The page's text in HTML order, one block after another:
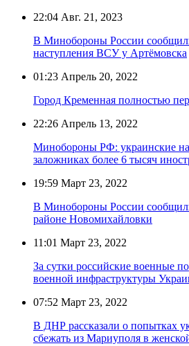
22:04 Авг. 21, 2023
В Минобороны России
наступления ВСУ у Артёмовска
01:23 Апрель 20, 2022
Город Кременная полностью
22:26 Апрель 13, 2022
Минобороны РФ: украинские
заложниках более 6 тысяч
19:59 Март 23, 2022
В Минобороны России
районе Новомихайловки
11:01 Март 23, 2022
За сутки российские военные
военной инфраструктуры
07:52 Март 23, 2022
В ДНР рассказали о попытках
сбежать из Мариуполя в